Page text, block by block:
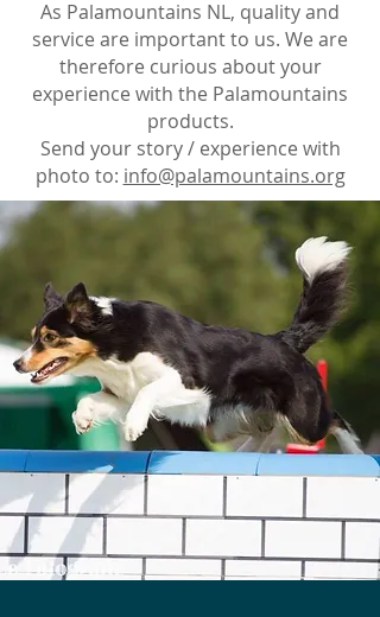
As Palamountains NL, quality and
service are important to us. We are
therefore curious about your
experience with the Palamountains
products.
Send your story / experience with
photo to: info@palamountains.org